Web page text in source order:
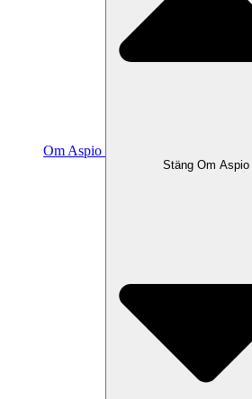
Om Aspio
Stäng Om Aspio